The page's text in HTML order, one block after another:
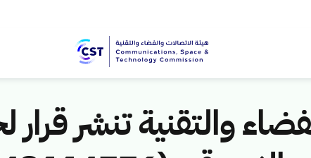
والتقنية تنشر قرار